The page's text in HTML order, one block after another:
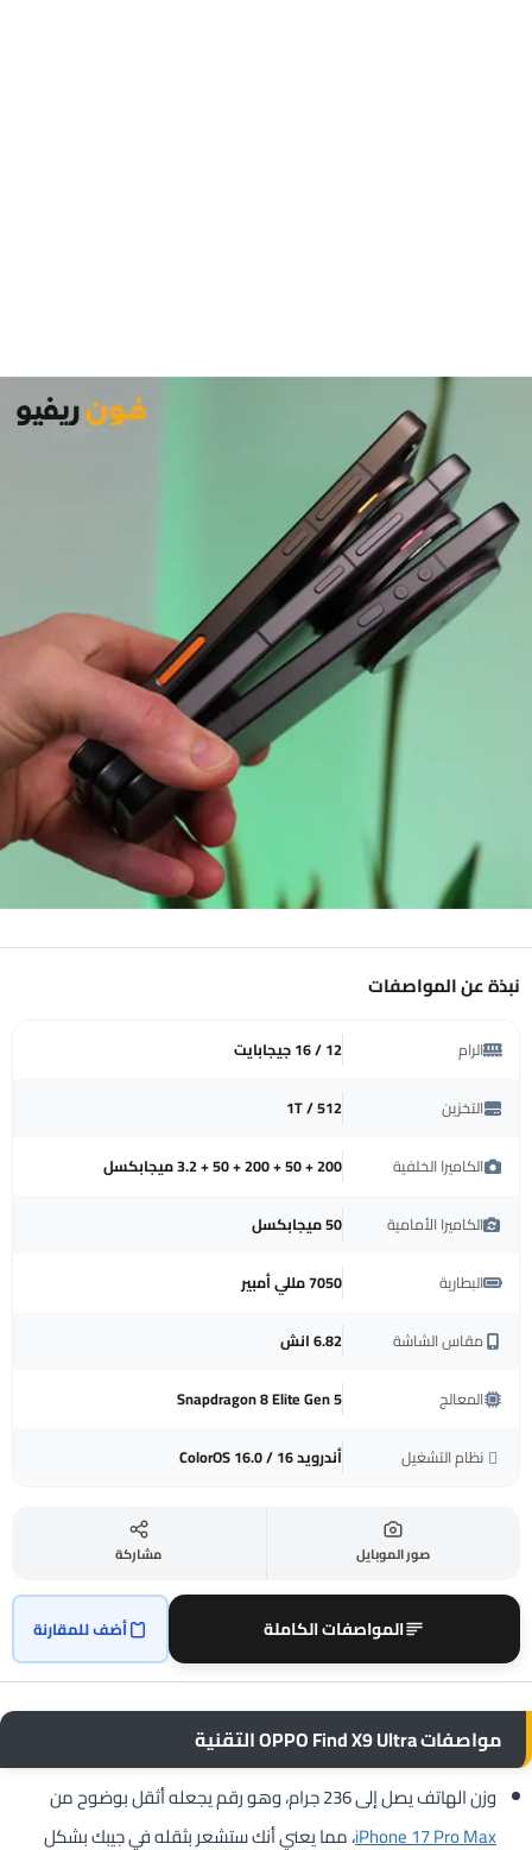
نبذة عن المواصفات
الرام 12 / 16 جيجابايت
التخزين 512 / 1T
الكاميرا الخلفية 200 + 50 + 200 + 50 + 3.2 ميجابكسل
الكاميرا الأمامية 50 ميجابكسل
البطارية 7050 مللي أمبير
مقاس الشاشة 6.82 انش
المعالج Snapdragon 8 Elite Gen 5
نظام التشغيل أندرويد 16 / ColorOS 16.0
صور الموبايل مشاركة
المواصفات الكاملة أضف للمقارنة
مواصفات OPPO Find X9 Ultra التقنية
وزن الهاتف يصل إلى 236 جرام، وهو رقم يجعله أثقل بوضوح من
iPhone 17 Pro Max، مما يعني أنك ستشعر بثقله في جيبك بشكل